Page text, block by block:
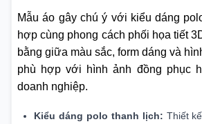
Mẫu áo gây chú ý với kiểu dáng
hợp cùng phong cách phối họa tiết
bằng giữa màu sắc, form dáng và
phù hợp với hình ảnh đồng phục
doanh nghiệp.
Kiểu dáng polo thanh lịch: Thiết